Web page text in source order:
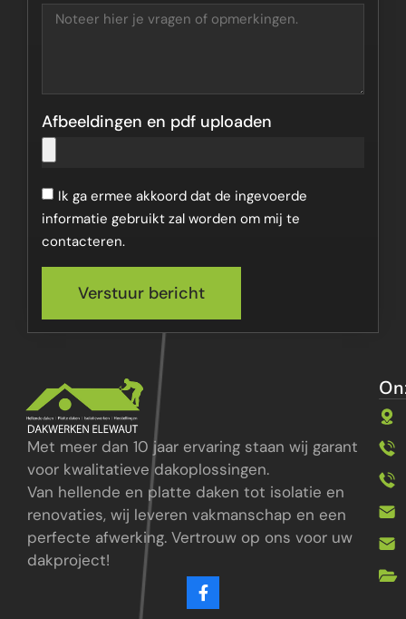
Met meer dan 10 jaar ervaring staan wij garant
voor kwalitatieve dakoplossingen.
Van hellende en platte daken tot isolatie en
renovaties, wij leveren vakmanschap en een
perfecte afwerking. Vertrouw op ons voor uw
dakproject!
Afbeeldingen en pdf uploaden
Ik ga ermee akkoord dat de ingevoerde
informatie gebruikt zal worden om mij te
contacteren.
Verstuur bericht